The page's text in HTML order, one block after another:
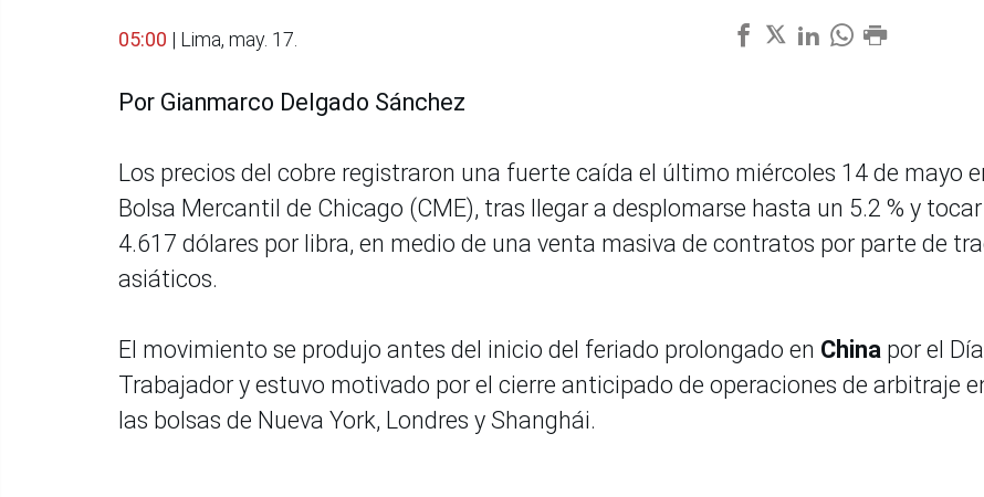
05:00 | Lima, may. 17.
Por Gianmarco Delgado Sánchez
Los precios del cobre registraron una fuerte caída el último miércoles 14 de mayo
Bolsa Mercantil de Chicago (CME), tras llegar a desplomarse hasta un 5.2 % y
4.617 dólares por libra, en medio de una venta masiva de contratos por parte de
asiáticos.
El movimiento se produjo antes del inicio del feriado prolongado en China por el
Trabajador y estuvo motivado por el cierre anticipado de operaciones de arbitraje
las bolsas de Nueva York, Londres y Shanghái.